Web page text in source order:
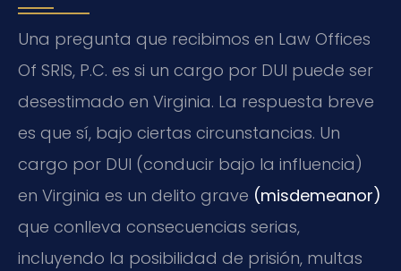
Una pregunta que recibimos en Law Offices
Of SRIS, P.C. es si un cargo por DUI puede ser
desestimado en Virginia. La respuesta breve
es que sí, bajo ciertas circunstancias. Un
cargo por DUI (conducir bajo la influencia)
en Virginia es un delito grave (misdemeanor)
que conlleva consecuencias serias,
incluyendo la posibilidad de prisión, multas